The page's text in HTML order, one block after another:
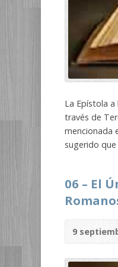
La Epístola
través de
mencionada
sugerido
06 – El
9